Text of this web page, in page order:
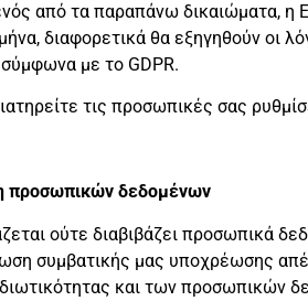
από τα παραπάνω δικαιώματα, η
διαφορετικά θα εξηγηθούν οι
σύμφωνα με το GDPR.
τις προσωπικές σας
προσωπικών δεδομένων
ούτε διαβιβάζει προσωπικά
συμβατικής μας υποχρέωσης
και των προσωπικών